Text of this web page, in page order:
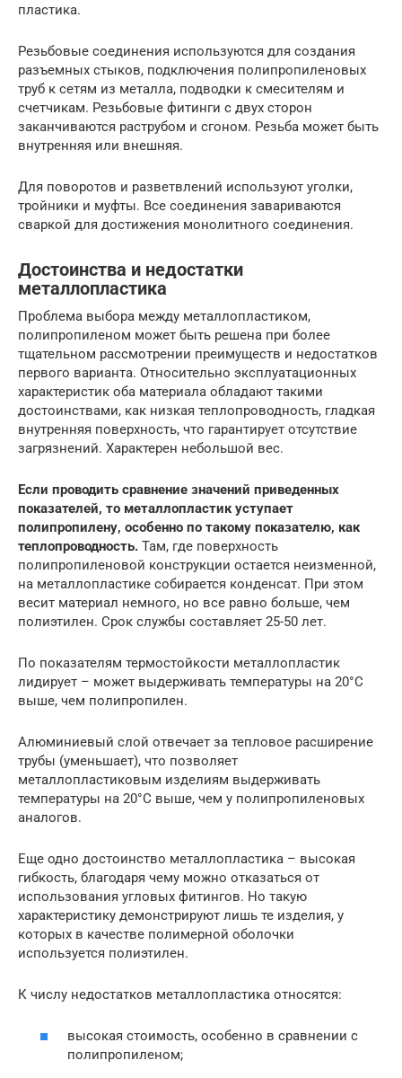
пластика.
Резьбовые соединения используются для создания
разъемных стыков, подключения полипропиленовых
труб к сетям из металла, подводки к смесителям и
счетчикам. Резьбовые фитинги с двух сторон
заканчиваются раструбом и сгоном. Резьба может быть
внутренняя или внешняя.
Для поворотов и разветвлений используют уголки,
тройники и муфты. Все соединения завариваются
сваркой для достижения монолитного соединения.
Достоинства и недостатки
металлопластика
Проблема выбора между металлопластиком,
полипропиленом может быть решена при более
тщательном рассмотрении преимуществ и недостатков
первого варианта. Относительно эксплуатационных
характеристик оба материала обладают такими
достоинствами, как низкая теплопроводность, гладкая
внутренняя поверхность, что гарантирует отсутствие
загрязнений. Характерен небольшой вес.
Если проводить сравнение значений приведенных
показателей, то металлопластик уступает
полипропилену, особенно по такому показателю, как
теплопроводность. Там, где поверхность
полипропиленовой конструкции остается неизменной,
на металлопластике собирается конденсат. При этом
весит материал немного, но все равно больше, чем
полиэтилен. Срок службы составляет 25-50 лет.
По показателям термостойкости металлопластик
лидирует – может выдерживать температуры на 20°С
выше, чем полипропилен.
Алюминиевый слой отвечает за тепловое расширение
трубы (уменьшает), что позволяет
металлопластиковым изделиям выдерживать
температуры на 20°С выше, чем у полипропиленовых
аналогов.
Еще одно достоинство металлопластика – высокая
гибкость, благодаря чему можно отказаться от
использования угловых фитингов. Но такую
характеристику демонстрируют лишь те изделия, у
которых в качестве полимерной оболочки
используется полиэтилен.
К числу недостатков металлопластика относятся:
высокая стоимость, особенно в сравнении с
полипропиленом;